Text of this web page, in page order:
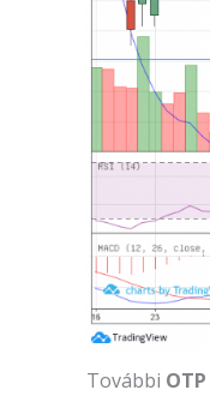
További OTP